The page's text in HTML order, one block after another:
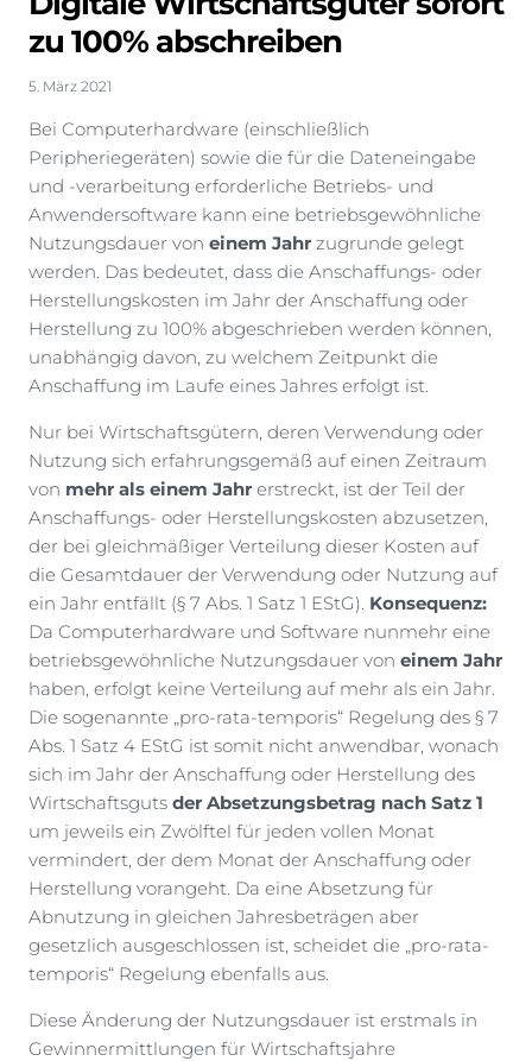
zu 100% abschreiben
5. März 2021
Bei Computerhardware (einschließlich
Peripheriegeräten) sowie die für die Dateneingabe
und -verarbeitung erforderliche Betriebs- und
Anwendersoftware kann eine betriebsgewöhnliche
Nutzungsdauer von einem Jahr zugrunde gelegt
werden. Das bedeutet, dass die Anschaffungs- oder
Herstellungskosten im Jahr der Anschaffung oder
Herstellung zu 100% abgeschrieben werden können,
unabhängig davon, zu welchem Zeitpunkt die
Anschaffung im Laufe eines Jahres erfolgt ist.
Nur bei Wirtschaftsgütern, deren Verwendung oder
Nutzung sich erfahrungsgemäß auf einen Zeitraum
von mehr als einem Jahr erstreckt, ist der Teil der
Anschaffungs- oder Herstellungskosten abzusetzen,
der bei gleichmäßiger Verteilung dieser Kosten auf
die Gesamtdauer der Verwendung oder Nutzung auf
ein Jahr entfällt (§ 7 Abs. 1 Satz 1 EStG). Konsequenz:
Da Computerhardware und Software nunmehr eine
betriebsgewöhnliche Nutzungsdauer von einem Jahr
haben, erfolgt keine Verteilung auf mehr als ein Jahr.
Die sogenannte „pro-rata-temporis“ Regelung des § 7
Abs. 1 Satz 4 EStG ist somit nicht anwendbar, wonach
sich im Jahr der Anschaffung oder Herstellung des
Wirtschaftsguts der Absetzungsbetrag nach Satz 1
um jeweils ein Zwölftel für jeden vollen Monat
vermindert, der dem Monat der Anschaffung oder
Herstellung vorangeht. Da eine Absetzung für
Abnutzung in gleichen Jahresbeträgen aber
gesetzlich ausgeschlossen ist, scheidet die „pro-rata-
temporis“ Regelung ebenfalls aus.
Diese Änderung der Nutzungsdauer ist erstmals in
Gewinnermittlungen für Wirtschaftsjahre